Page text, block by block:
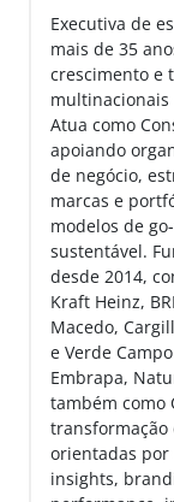
Executiva de
mais de 35
crescimento e
multinacionais
Atua como
apoiando
de negócio,
marcas e
modelos de
sustentável.
desde 2014,
Kraft Heinz,
Macedo,
e Verde
Embrapa,
também como
orientadas por
insights,